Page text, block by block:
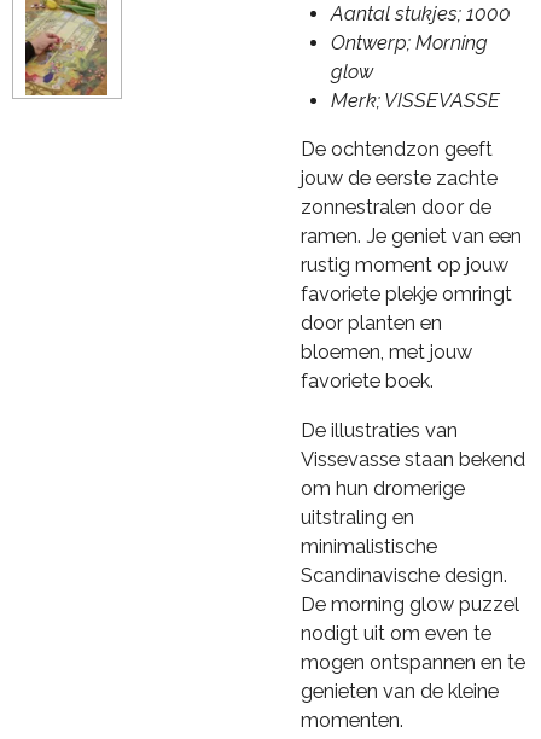
Aantal stukjes; 1000
Ontwerp; Morning
glow
Merk; VISSEVASSE
De ochtendzon geeft
jouw de eerste zachte
zonnestralen door de
ramen. Je geniet van een
rustig moment op jouw
favoriete plekje omringt
door planten en
bloemen, met jouw
favoriete boek.
De illustraties van
Vissevasse staan bekend
om hun dromerige
uitstraling en
minimalistische
Scandinavische design.
De morning glow puzzel
nodigt uit om even te
mogen ontspannen en te
genieten van de kleine
momenten.